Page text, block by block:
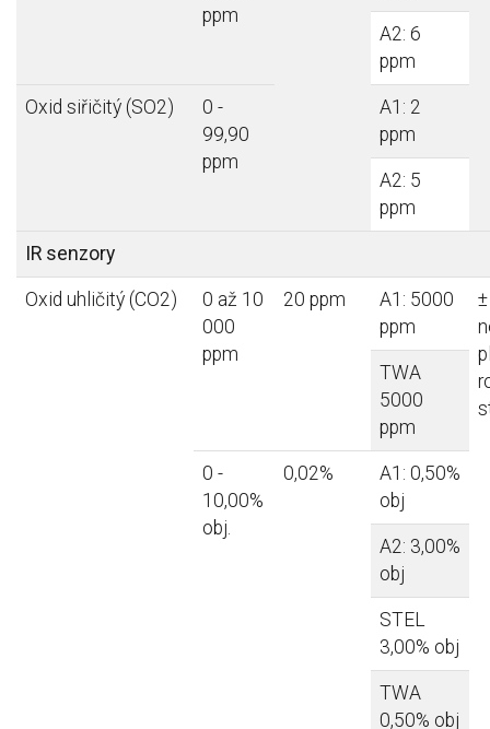
ppm
A2: 6
ppm
Oxid siřičitý (SO2)
0 -
99,90
ppm
A1: 2
ppm
A2: 5
ppm
IR senzory
Oxid uhličitý (CO2)
0 až 10
000
ppm
20 ppm
A1: 5000
ppm
TWA
5000
ppm
0 -
10,00%
obj.
0,02%
A1: 0,50%
obj
A2: 3,00%
obj
STEL
3,00% obj
TWA
0,50% obj